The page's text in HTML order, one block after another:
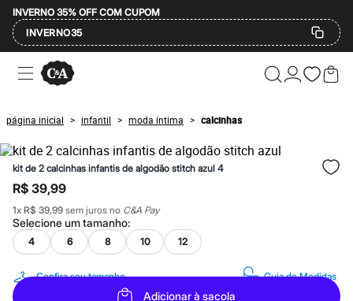
INVERNO 35% OFF COM CUPOM
INVERNO35
Ofertas
Compre por Departamento
Masculino
Infantil
Calçados
Mindse7
Plus Size
Até 20% off
Até 40% off
Até 60% off
A partir de 60% off
Feminino
Em alta
Inverno
Alfaiataria
página inicial > infantil > moda íntima > calcinhas
kit de 2 calcinhas infantis de algodão stitch azul 4
R$ 39,99
1x R$ 39,99 sem juros no C&A Pay
Selecione umtamanho:
4 6 8 10 12
Confira seu tamanho Guia de Medidas
Adicionar à sacola